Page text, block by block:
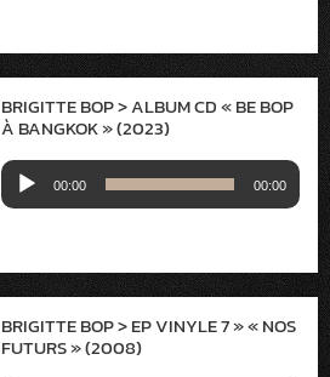
BRIGITTE BOP > ALBUM CD « BE BOP
À BANGKOK » (2023)
Lecteur
audio
00:00 00:00
BRIGITTE BOP > EP VINYLE 7 » « NOS
FUTURS » (2008)